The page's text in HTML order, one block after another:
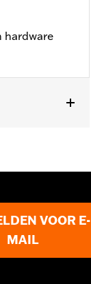
hardware
VOOR E-
MAIL